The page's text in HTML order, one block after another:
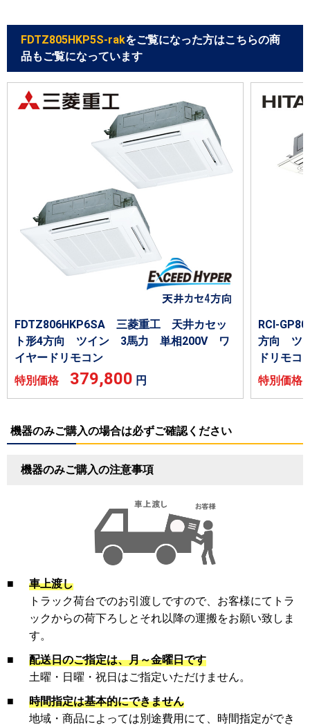
FDTZ805HKP5S-rakをご覧になった方はこちらの商
品もご覧になっています
FDTZ806HKP6SA 三菱重工 天井カセッ
ト形4方向 ツイン 3馬力 単相200V ワ
イヤードリモコン
特別価格 379,800 円
RCI-
方向 ツ
ドリモコ
特別価
機器のみご購入の場合は必ずご確認ください
機器のみご購入の注意事項
■
車上渡し
トラック荷台でのお引渡しですので、お客様にてトラ
ックからの荷下ろしとそれ以降の運搬をお願い致しま
す。
■
配送日のご指定は、月～金曜日です
土曜・日曜・祝日はご指定いただけません。
■
時間指定は基本的にできません
地域・商品によっては別途費用にて、時間指定ができ